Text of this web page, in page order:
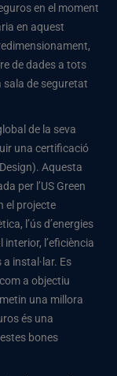
en el moment
en aquest
de dades a tots
sala de seguretat
de la seva
una certificació
Aquesta
per l’US Green
el projecte
l’ús d’energies
l’eficiència
instal·lar. Es
a objectiu
una millora
és una
bones